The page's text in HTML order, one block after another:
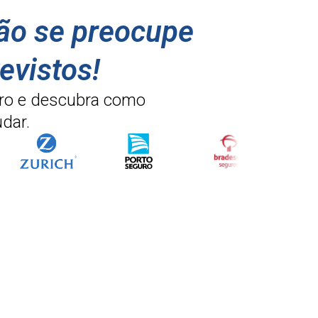
se preocupe
e descubra como